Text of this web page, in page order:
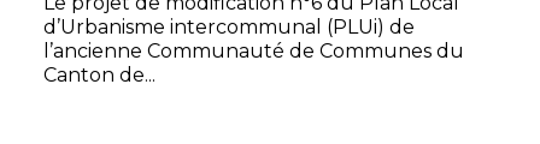
d’Urbanisme intercommunal (PLUi) de
l’ancienne Communauté de Communes du
Canton de...